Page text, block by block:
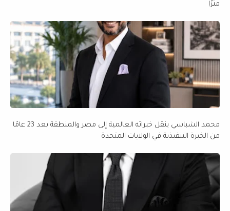
مترًا
محمد الشباسي ينقل خبراته العالمية إلى مصر والمنطقة بعد 23 عامًا
من الخبرة التنفيذية في الولايات المتحدة